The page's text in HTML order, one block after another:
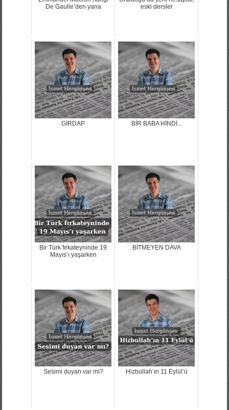
GİRDAP BİR BABA HİNDİ...
Bir Türk fırkateyninde 19
Mayıs’ı yaşarken
BİTMEYEN DAVA
Sesimi duyan var mı? Hizbullah’ın 11 Eylül’ü